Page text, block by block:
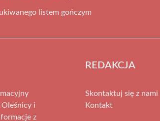
listem gończym
i
z
REDAKCJA
Skontaktuj się z
Kontakt